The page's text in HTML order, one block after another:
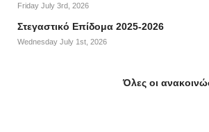
Friday July 3rd, 2026
Στεγαστικό Επίδομα 2025-2026
Wednesday July 1st, 2026
Όλες οι